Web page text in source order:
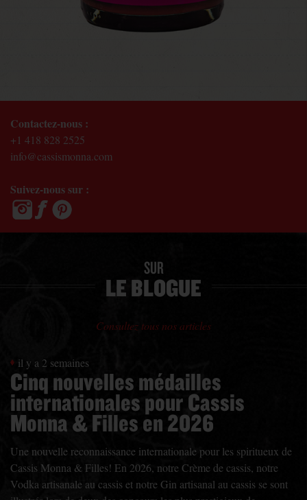
Contactez-nous :
+1 418 828 2525
info@cassismonna.com
Suivez-nous sur :
SUR
LE BLOGUE
Consultez tous nos articles
il y a 2 semaines
Cinq nouvelles médailles
internationales pour Cassis
Monna & Filles en 2026
Une nouvelle reconnaissance internationale pour les spiritueux de
Cassis Monna & Filles! En 2026, notre Crème de cassis, notre
Vodka artisanale au cassis et notre Gin artisanal au cassis se sont